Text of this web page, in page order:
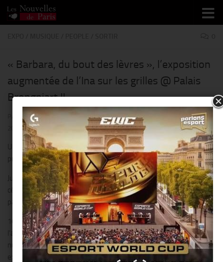
Skip to content
« Barbara, du bout des lèvres », l’exposition
augmentée de l’Ina sur les grilles @ Palais
Brongniart !!
THIERRY KER · PUBLIÉ16 DÉCEMBRE 2017· MIS À JOUR11 JANVIER
Une expérience visuelle et narrative innovante qui renouvelle la
pratique de l’exposition photographique.
Jusqu’au 31 janvier 2018, l’Institut national de l’audiovisuel (Ina)
célèbre Barbara en conjuguant innovation numérique et valorisation
patrimoniale.
16 photographies inédites, le regard de Mathieu Amalric,
l’application mobile dédiée et le mapping vidéo qui anime chaque
nuit les images font de cette exposition publique en extérieur une
expérience unique à partager par tous.